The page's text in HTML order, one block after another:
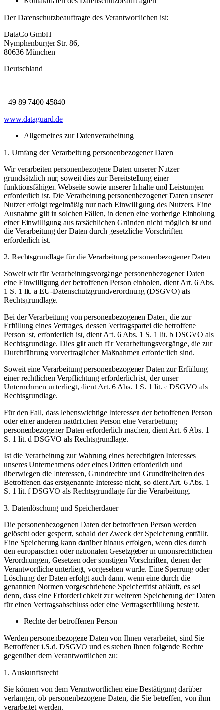
Der Datenschutzbeauftragte des Verantwortlichen ist:
DataCo GmbH
Nymphenburger Str. 86,
80636 München
Deutschland
+49 89 7400 45840
www.dataguard.de
Allgemeines zur Datenverarbeitung
1. Umfang der Verarbeitung personenbezogener Daten
Wir verarbeiten personenbezogene Daten unserer Nutzer
grundsätzlich nur, soweit dies zur Bereitstellung einer
funktionsfähigen Webseite sowie unserer Inhalte und Leistungen
erforderlich ist. Die Verarbeitung personenbezogener Daten unserer
Nutzer erfolgt regelmäßig nur nach Einwilligung des Nutzers. Eine
Ausnahme gilt in solchen Fällen, in denen eine vorherige Einholung
einer Einwilligung aus tatsächlichen Gründen nicht möglich ist und
die Verarbeitung der Daten durch gesetzliche Vorschriften
erforderlich ist.
2. Rechtsgrundlage für die Verarbeitung personenbezogener Daten
Soweit wir für Verarbeitungsvorgänge personenbezogener Daten
eine Einwilligung der betroffenen Person einholen, dient Art. 6 Abs.
1 S. 1 lit. a EU-Datenschutzgrundverordnung (DSGVO) als
Rechtsgrundlage.
Bei der Verarbeitung von personenbezogenen Daten, die zur
Erfüllung eines Vertrages, dessen Vertragspartei die betroffene
Person ist, erforderlich ist, dient Art. 6 Abs. 1 S. 1 lit. b DSGVO als
Rechtsgrundlage. Dies gilt auch für Verarbeitungsvorgänge, die zur
Durchführung vorvertraglicher Maßnahmen erforderlich sind.
Soweit eine Verarbeitung personenbezogener Daten zur Erfüllung
einer rechtlichen Verpflichtung erforderlich ist, der unser
Unternehmen unterliegt, dient Art. 6 Abs. 1 S. 1 lit. c DSGVO als
Rechtsgrundlage.
Für den Fall, dass lebenswichtige Interessen der betroffenen Person
oder einer anderen natürlichen Person eine Verarbeitung
personenbezogener Daten erforderlich machen, dient Art. 6 Abs. 1
S. 1 lit. d DSGVO als Rechtsgrundlage.
Ist die Verarbeitung zur Wahrung eines berechtigten Interesses
unseres Unternehmens oder eines Dritten erforderlich und
überwiegen die Interessen, Grundrechte und Grundfreiheiten des
Betroffenen das erstgenannte Interesse nicht, so dient Art. 6 Abs. 1
S. 1 lit. f DSGVO als Rechtsgrundlage für die Verarbeitung.
3. Datenlöschung und Speicherdauer
Die personenbezogenen Daten der betroffenen Person werden
gelöscht oder gesperrt, sobald der Zweck der Speicherung entfällt.
Eine Speicherung kann darüber hinaus erfolgen, wenn dies durch
den europäischen oder nationalen Gesetzgeber in unionsrechtlichen
Verordnungen, Gesetzen oder sonstigen Vorschriften, denen der
Verantwortliche unterliegt, vorgesehen wurde. Eine Sperrung oder
Löschung der Daten erfolgt auch dann, wenn eine durch die
genannten Normen vorgeschriebene Speicherfrist abläuft, es sei
denn, dass eine Erforderlichkeit zur weiteren Speicherung der Daten
für einen Vertragsabschluss oder eine Vertragserfüllung besteht.
Rechte der betroffenen Person
Werden personenbezogene Daten von Ihnen verarbeitet, sind Sie
Betroffener i.S.d. DSGVO und es stehen Ihnen folgende Rechte
gegenüber dem Verantwortlichen zu:
1. Auskunftsrecht
Sie können von dem Verantwortlichen eine Bestätigung darüber
verlangen, ob personenbezogene Daten, die Sie betreffen, von ihm
verarbeitet werden.